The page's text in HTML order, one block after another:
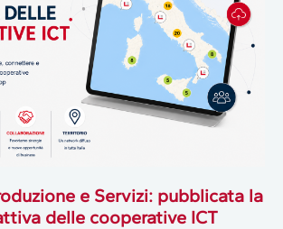
e Servizi: pubblicata la
delle cooperative ICT